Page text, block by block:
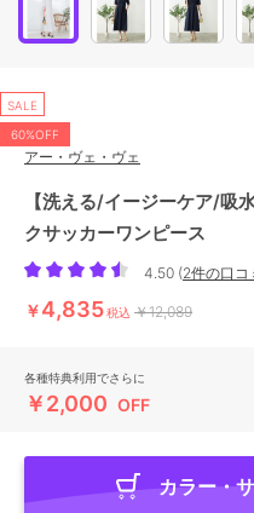
SALE
60%OFF
アー・ヴェ・ヴェ
【洗える/イージーケア/吸
クサッカーワンピース
4.50 (2件の口コ
￥4,835税込 ￥12,089
各種特典利用でさらに
￥2,000 OFF
カラー・